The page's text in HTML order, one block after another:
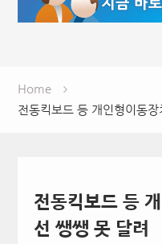
Home
전동킥보드 등 개인형이동
전동킥보드 등
선 쌩쌩 못 달려